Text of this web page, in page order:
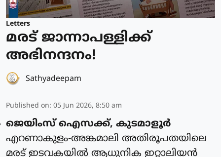
Letters
മരട് ജാന്നാപള്ളിക്ക്
അഭിനന്ദനം!
Sathyadeepam
Published on: 05 Jun 2026, 8:50 am
ജെയിംസ് ഐസക്ക്, കുടമാളൂർ
എറണാകുളം-അങ്കമാലി അതിരൂപതയിലെ
മരട് ഇടവകയിൽ ആധുനിക ഇറ്റാലിയൻ